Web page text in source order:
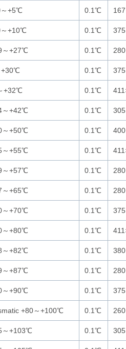
+5℃ 0.1℃
+10℃ 0.1℃
～+27℃ 0.1℃
+30℃ 0.1℃
+32℃ 0.1℃
～+42℃ 0.1℃
～+50℃ 0.1℃
～+55℃ 0.1℃
～+57℃ 0.1℃
～+65℃ 0.1℃
～+70℃ 0.1℃
～+80℃ 0.1℃
～+82℃ 0.1℃
～+87℃ 0.1℃
～+90℃ 0.1℃
+80～+100℃ 0.1℃
～+103℃ 0.1℃